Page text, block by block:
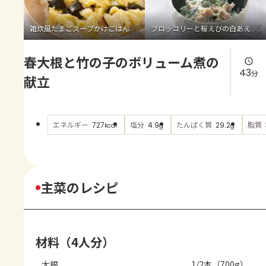
お買い物
AJINOMOTO PARK とは
雑炊風たまごスープかけごはん ブロッコリーと桜えびの白あえ
春大根と竹の子のボリューム煮の
献立
43分
エネルギー 727kcal 塩分 4.9g たんぱく質 29.2g 脂質
主菜のレシピ
材料（4人分）